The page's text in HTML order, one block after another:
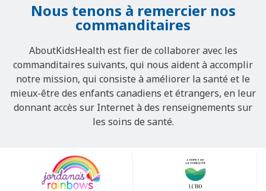
Nous tenons à remercier nos
commanditaires
AboutKidsHealth est fier de collaborer avec les
commanditaires suivants, qui nous aident à accomplir
notre mission, qui consiste à améliorer la santé et le
mieux-être des enfants canadiens et étrangers, en leur
donnant accès sur Internet à des renseignements sur
les soins de santé.
Sponsors